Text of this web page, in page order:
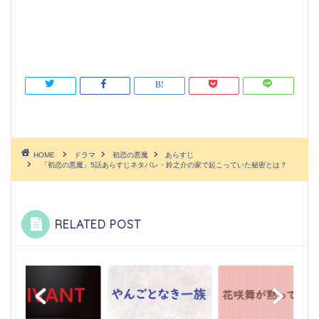
HOME ドラマ 初恋の悪魔
あらすじ
「初恋の悪魔」5話あらすじネタバレ・鈴之介の家で起こっていた秘密とは？
RELATED POST